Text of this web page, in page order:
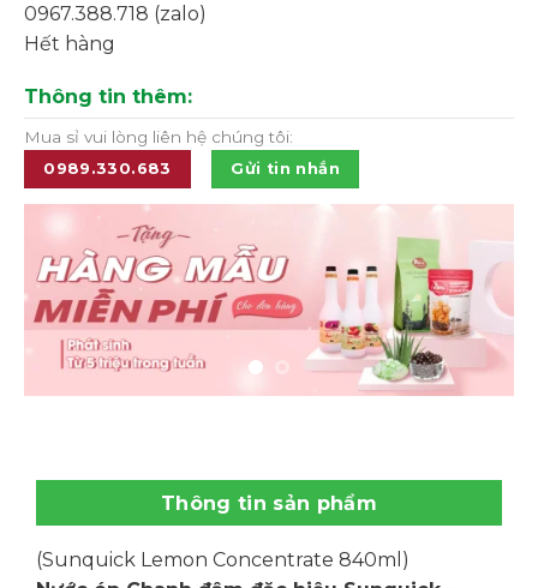
0967.388.718 (zalo)
Hết hàng
Thông tin thêm:
Mua sỉ vui lòng liên hệ chúng tôi:
0989.330.683 Gửi tin nhắn
Thông tin sản phẩm
(Sunquick Lemon Concentrate 840ml)